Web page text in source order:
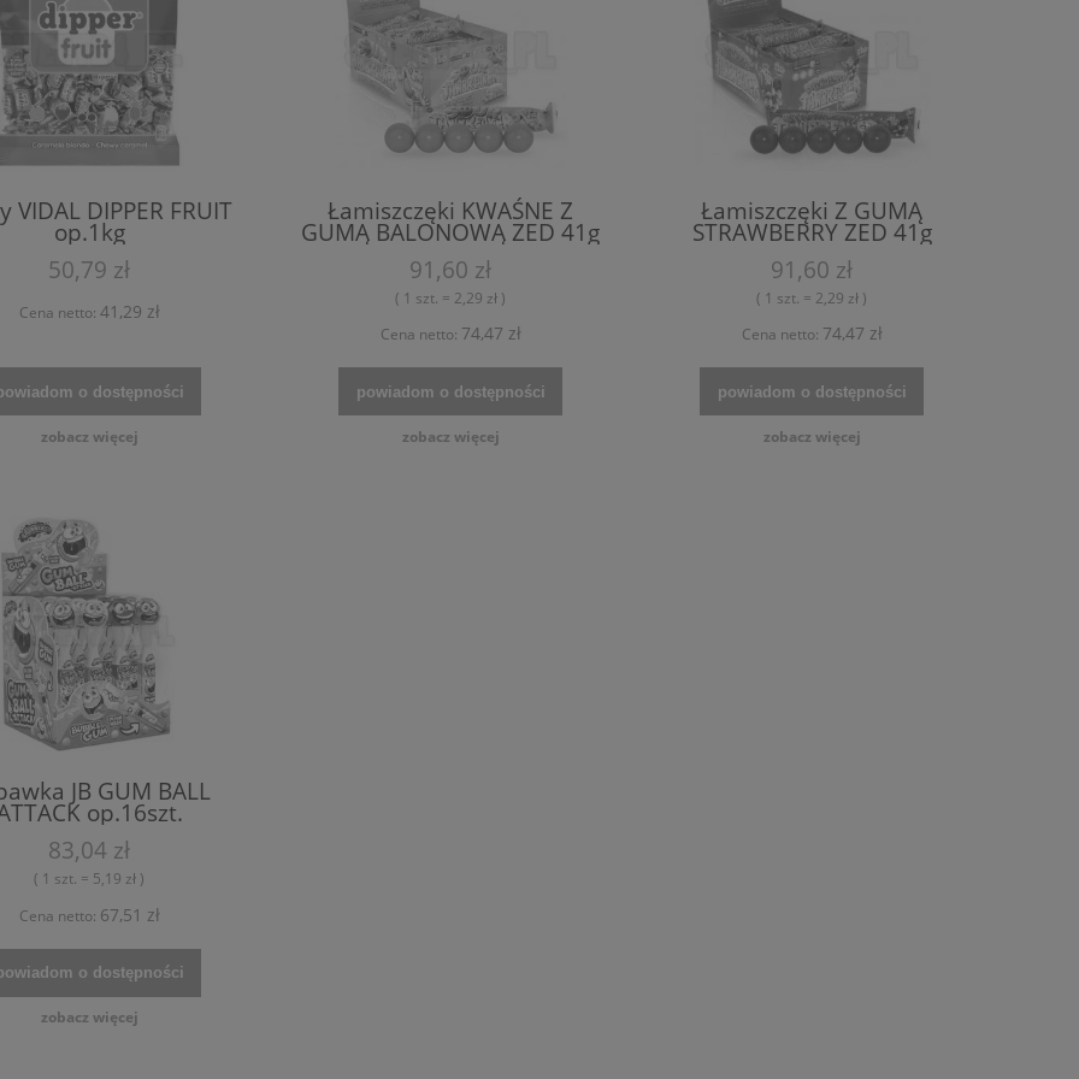
VIDAL DIPPER FRUIT
op.1kg
50,79 zł
Cena netto: 41,29 zł
o dostępności
zobacz więcej
Łamiszczęki KWAŚNE Z
GUMĄ BALONOWĄ ZED 41g
op.40szt.
91,60 zł
( 1 szt. = 2,29 zł )
Cena netto: 74,47 zł
powiadom o dostępności
zobacz więcej
Łamiszczęki Z GUMĄ
STRAWBERRY ZED 41g
op.40szt.
91,60 zł
( 1 szt. = 2,29 zł )
Cena netto: 74,47 zł
powiadom o dostępności
zobacz więcej
JB GUM BALL
op.16szt.
83,04 zł
( 1 szt. = 5,19 zł )
Cena netto: 67,51 zł
o dostępności
zobacz więcej